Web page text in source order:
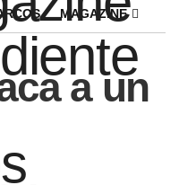
MAGAZINE
a un